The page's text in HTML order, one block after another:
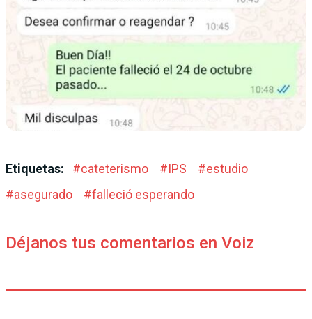
Etiquetas: #cateterismo #IPS #estudio
#asegurado #falleció esperando
Déjanos tus comentarios en Voiz